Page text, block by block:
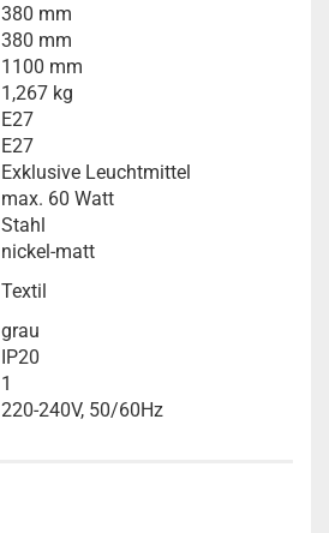
380 mm
380 mm
1100 mm
1,267 kg
E27
E27
Exklusive Leuchtmittel
max. 60 Watt
Stahl
nickel-matt
Textil
grau
IP20
1
220-240V, 50/60Hz